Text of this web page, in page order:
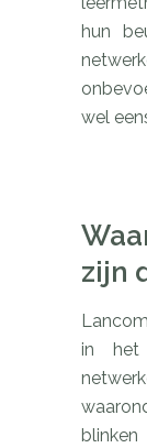
hun
wel
zijn
in het